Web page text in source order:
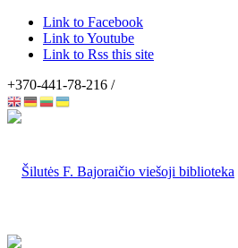
Link to Facebook
Link to Youtube
Link to Rss this site
+370-441-78-216 /